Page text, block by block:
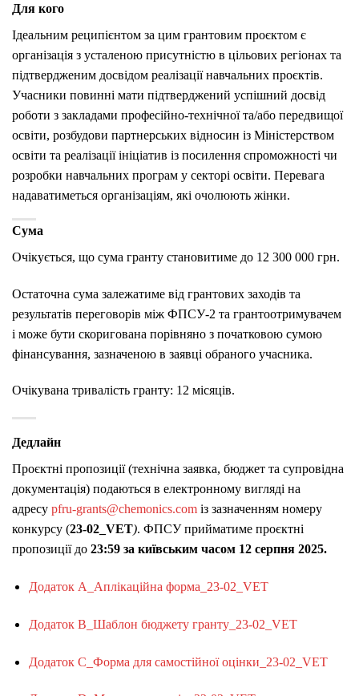
Для кого
Ідеальним реципієнтом за цим грантовим проєктом є
організація з усталеною присутністю в цільових регіонах та
підтвердженим досвідом реалізації навчальних проєктів.
Учасники повинні мати підтверджений успішний досвід
роботи з закладами професійно-технічної та/або передвищої
освіти, розбудови партнерських відносин із Міністерством
освіти та реалізації ініціатив із посилення спроможності чи
розробки навчальних програм у секторі освіти. Перевага
надаватиметься організаціям, які очолюють жінки.
Сума
Очікується, що сума гранту становитиме до 12 300 000 грн.
Остаточна сума залежатиме від грантових заходів та
результатів переговорів між ФПСУ-2 та грантоотримувачем
і може бути скоригована порівняно з початковою сумою
фінансування, зазначеною в заявці обраного учасника.
Очікувана тривалість гранту: 12 місяців.
Дедлайн
Проєктні пропозиції (технічна заявка, бюджет та супровідна
документація) подаються в електронному вигляді на
адресу pfru-grants@chemonics.com із зазначенням номеру
конкурсу (23-02_VET). ФПСУ прийматиме проєктні
пропозиції до 23:59 за київським часом 12 серпня 2025.
Додаток А_Аплікаційна форма_23-02_VET
Додаток B_Шаблон бюджету гранту_23-02_VET
Додаток C_Форма для самостійної оцінки_23-02_VET